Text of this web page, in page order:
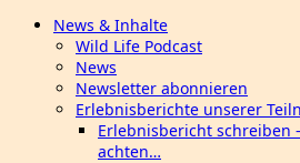
News & Inhalte
Wild Life Podcast
News
Newsletter abonnieren
Erlebnisberichte unserer
Erlebnisbericht schreiben
achten…